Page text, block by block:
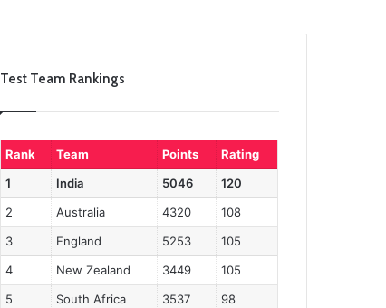
Test Team Rankings
Rank Team Points
Rating
1
India 5046
120
2
Australia 4320
108
3
England 5253
105
4
New Zealand 3449
105
5
South Africa 3537
98